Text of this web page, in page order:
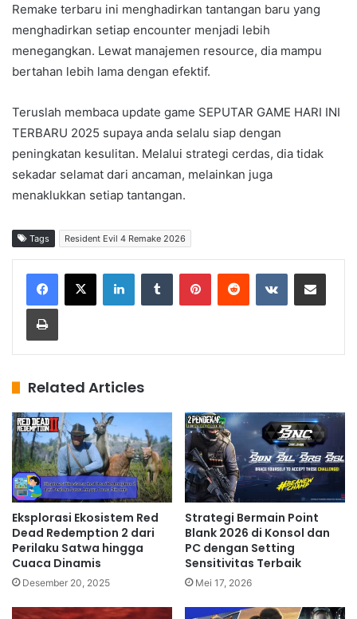
Remake terbaru ini menghadirkan tantangan baru yang
menghadirkan setiap encounter menjadi lebih
menegangkan. Lewat manajemen resource, dia mampu
bertahan lebih lama dengan efektif.
Teruslah membaca update game SEPUTAR GAME HARI INI
TERBARU 2025 supaya anda selalu siap dengan
peningkatan kesulitan. Melalui strategi cerdas, dia tidak
sekadar selamat dari ancaman, melainkan juga
menaklukkan setiap tantangan.
Tags Resident Evil 4 Remake 2026
Related Articles
Eksplorasi Ekosistem Red
Dead Redemption 2 dari
Perilaku Satwa hingga
Cuaca Dinamis
Desember 20, 2025
Strategi Bermain Point
Blank 2026 di Konsol dan
PC dengan Setting
Sensitivitas Terbaik
Mei 17, 2026